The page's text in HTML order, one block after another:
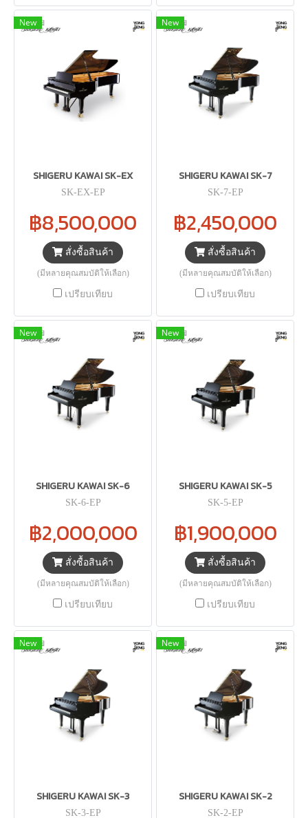
New
SHIGERU KAWAI SK-EX
SK-EX-EP
฿8,500,000
สั่งซื้อสินค้า
(มีหลายคุณสมบัติให้เลือก)
เปรียบเทียบ
New
SHIGERU KAWAI SK-7
SK-7-EP
฿2,450,000
สั่งซื้อสินค้า
(มีหลายคุณสมบัติให้เลือก)
เปรียบเทียบ
New
SHIGERU KAWAI SK-6
SK-6-EP
฿2,000,000
สั่งซื้อสินค้า
(มีหลายคุณสมบัติให้เลือก)
เปรียบเทียบ
New
SHIGERU KAWAI SK-5
SK-5-EP
฿1,900,000
สั่งซื้อสินค้า
(มีหลายคุณสมบัติให้เลือก)
เปรียบเทียบ
New
SHIGERU KAWAI SK-3
SK-3-EP
New
SHIGERU KAWAI SK-2
SK-2-EP